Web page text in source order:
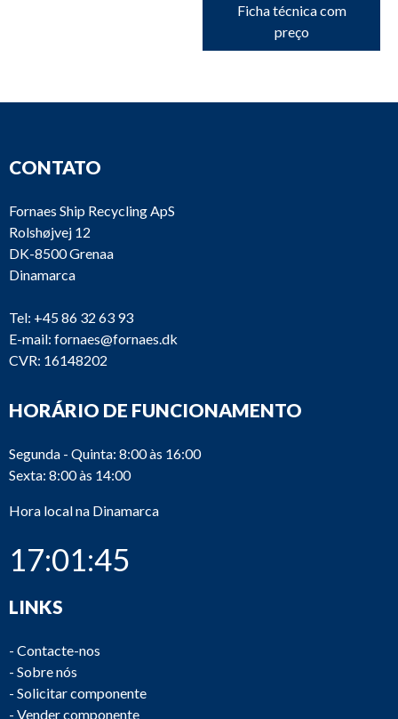
Ficha técnica com
preço
CONTATO
Fornaes Ship Recycling ApS
Rolshøjvej 12
DK-8500 Grenaa
Dinamarca
Tel: +45 86 32 63 93
E-mail: fornaes@fornaes.dk
CVR: 16148202
HORÁRIO DE FUNCIONAMENTO
Segunda - Quinta: 8:00 às 16:00
Sexta: 8:00 às 14:00
Hora local na Dinamarca
17:01:45
LINKS
- Contacte-nos
- Sobre nós
- Solicitar componente
- Vender componente